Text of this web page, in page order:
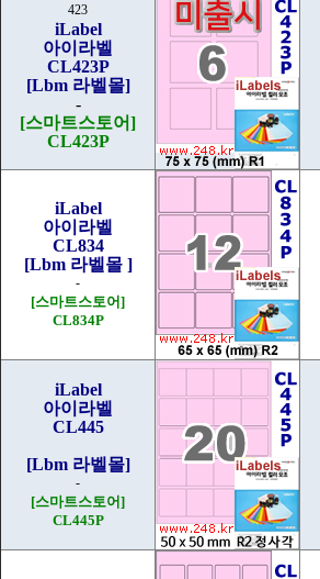
423
iLabel
아이라벨
CL423P
[Lbm 라벨몰]
-
[스마트스토어]
CL423P
iLabel
아이라벨
CL834
[Lbm 라벨몰 ]
-
[스마트스토어]
CL834P
iLabel
아이라벨
CL445
[Lbm 라벨몰]
-
[스마트스토어]
CL445P